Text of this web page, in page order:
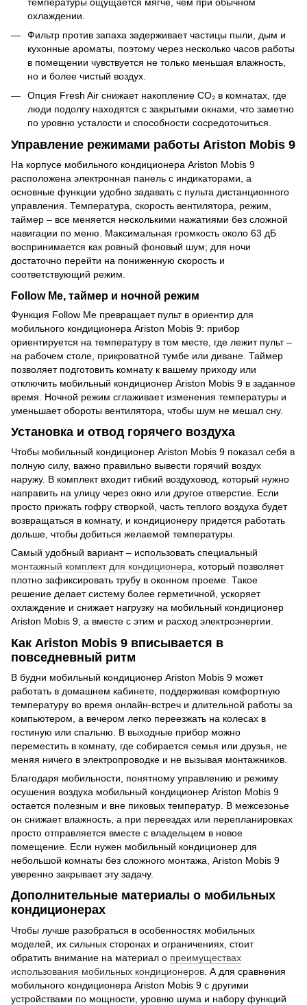
охлаждении.
Фильтр против запаха задерживает частицы пыли, дым и
кухонные ароматы, поэтому через несколько часов работы
в помещении чувствуется не только меньшая влажность,
но и более чистый воздух.
Опция Fresh Air снижает накопление CO₂ в комнатах, где
люди подолгу находятся с закрытыми окнами, что заметно
по уровню усталости и способности сосредоточиться.
Управление режимами работы Ariston Mobis 9
На корпусе мобильного кондиционера Ariston Mobis 9
расположена электронная панель с индикаторами, а
основные функции удобно задавать с пульта дистанционного
управления. Температура, скорость вентилятора, режим,
таймер – все меняется несколькими нажатиями без сложной
навигации по меню. Максимальная громкость около 63 дБ
воспринимается как ровный фоновый шум; для ночи
достаточно перейти на пониженную скорость и
соответствующий режим.
Follow Me, таймер и ночной режим
Функция Follow Me превращает пульт в ориентир для
мобильного кондиционера Ariston Mobis 9: прибор
ориентируется на температуру в том месте, где лежит пульт –
на рабочем столе, прикроватной тумбе или диване. Таймер
позволяет подготовить комнату к вашему приходу или
отключить мобильный кондиционер Ariston Mobis 9 в заданное
время. Ночной режим сглаживает изменения температуры и
уменьшает обороты вентилятора, чтобы шум не мешал сну.
Установка и отвод горячего воздуха
Чтобы мобильный кондиционер Ariston Mobis 9 показал себя в
полную силу, важно правильно вывести горячий воздух
наружу. В комплект входит гибкий воздуховод, который нужно
направить на улицу через окно или другое отверстие. Если
просто прижать гофру створкой, часть теплого воздуха будет
возвращаться в комнату, и кондиционеру придется работать
дольше, чтобы добиться желаемой температуры.
Самый удобный вариант – использовать специальный
монтажный комплект для кондиционера, который позволяет
плотно зафиксировать трубу в оконном проеме. Такое
решение делает систему более герметичной, ускоряет
охлаждение и снижает нагрузку на мобильный кондиционер
Ariston Mobis 9, а вместе с этим и расход электроэнергии.
Как Ariston Mobis 9 вписывается в
повседневный ритм
В будни мобильный кондиционер Ariston Mobis 9 может
работать в домашнем кабинете, поддерживая комфортную
температуру во время онлайн-встреч и длительной работы за
компьютером, а вечером легко переезжать на колесах в
гостиную или спальню. В выходные прибор можно
переместить в комнату, где собирается семья или друзья, не
меняя ничего в электропроводке и не вызывая монтажников.
Благодаря мобильности, понятному управлению и режиму
осушения воздуха мобильный кондиционер Ariston Mobis 9
остается полезным и вне пиковых температур. В межсезонье
он снижает влажность, а при переездах или перепланировках
просто отправляется вместе с владельцем в новое
помещение. Если нужен мобильный кондиционер для
небольшой комнаты без сложного монтажа, Ariston Mobis 9
уверенно закрывает эту задачу.
Дополнительные материалы о мобильных
кондиционерах
Чтобы лучше разобраться в особенностях мобильных
моделей, их сильных сторонах и ограничениях, стоит
обратить внимание на материал о преимуществах
использования мобильных кондиционеров . А для сравнения
мобильного кондиционера Ariston Mobis 9 с другими
устройствами по мощности, уровню шума и набору функций